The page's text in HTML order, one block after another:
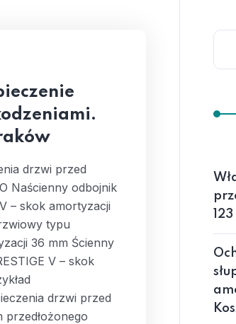
drzwi przed
Naścienny odbojnik
– skok amortyzacji
typu
36 mm Ścienny
V – skok
drzwi przed
przedłożonego